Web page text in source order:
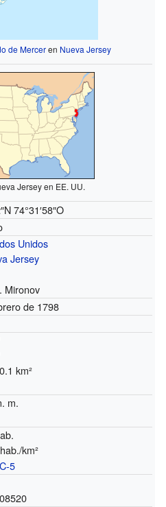
de Merceren Nueva Jersey
Jersey en EE. UU.
74°31′58″O
Unidos
Jersey
Mironov
de 1798
km²
m.
km²
5